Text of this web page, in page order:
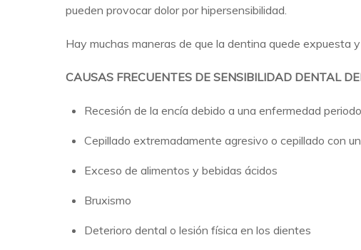
pueden provocar dolor por hipersensibilidad.
Hay muchas maneras de que la dentina quede expuesta
CAUSAS FRECUENTES DE SENSIBILIDAD DENTAL
Recesión de la encía debido a una enfermedad
Cepillado extremadamente agresivo o cepillado con
Exceso de alimentos y bebidas ácidos
Bruxismo
Deterioro dental o lesión física en los dientes